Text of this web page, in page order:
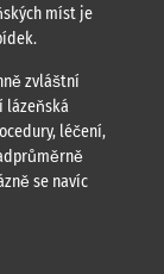
míst je
zvláštní
lázeňská
léčení,
se navíc